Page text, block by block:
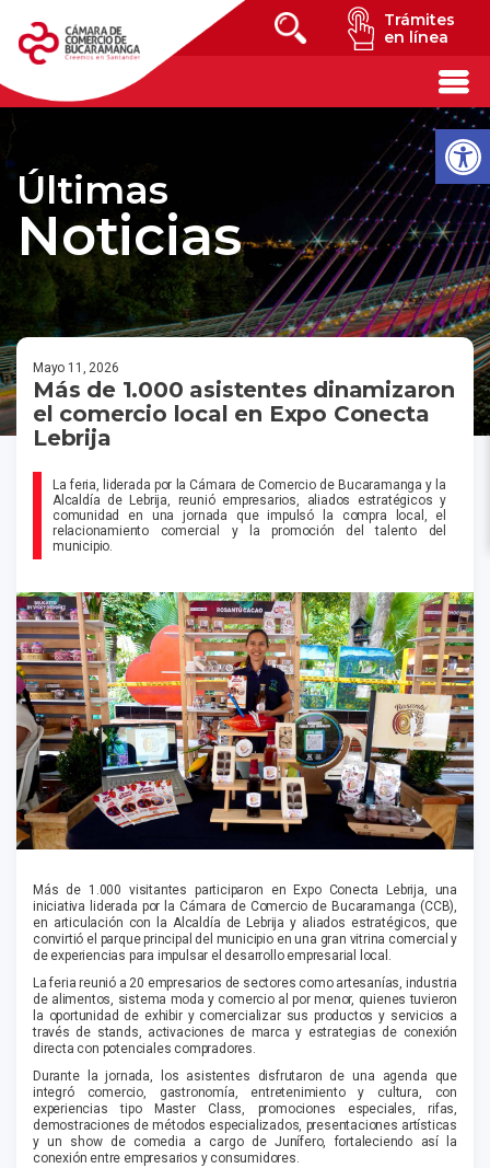
Trámites
en línea
Últimas
Noticias
Mayo 11, 2026
Más de 1.000 asistentes dinamizaron
el comercio local en Expo Conecta
Lebrija
La feria, liderada por la Cámara de Comercio de Bucaramanga y la
Alcaldía de Lebrija, reunió empresarios, aliados estratégicos y
comunidad en una jornada que impulsó la compra local, el
relacionamiento comercial y la promoción del talento del
municipio.
Más de 1.000 visitantes participaron en Expo Conecta Lebrija, una
iniciativa liderada por la Cámara de Comercio de Bucaramanga (CCB),
en articulación con la Alcaldía de Lebrija y aliados estratégicos, que
convirtió el parque principal del municipio en una gran vitrina comercial y
de experiencias para impulsar el desarrollo empresarial local.
La feria reunió a 20 empresarios de sectores como artesanías, industria
de alimentos, sistema moda y comercio al por menor, quienes tuvieron
la oportunidad de exhibir y comercializar sus productos y servicios a
través de stands, activaciones de marca y estrategias de conexión
directa con potenciales compradores.
Durante la jornada, los asistentes disfrutaron de una agenda que
integró comercio, gastronomía, entretenimiento y cultura, con
experiencias tipo Master Class, promociones especiales, rifas,
demostraciones de métodos especializados, presentaciones artísticas
y un show de comedia a cargo de Junífero, fortaleciendo así la
conexión entre empresarios y consumidores.